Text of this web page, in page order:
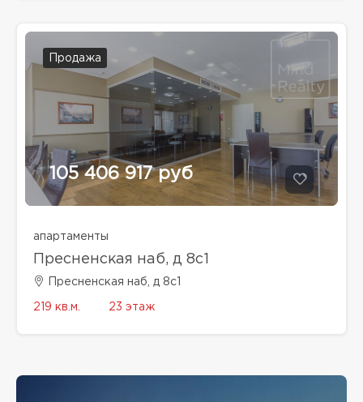
Продажа
105 406 917 руб
апартаменты
Пресненская наб, д 8с1
Пресненская наб, д 8с1
219 кв.м. 23 этаж